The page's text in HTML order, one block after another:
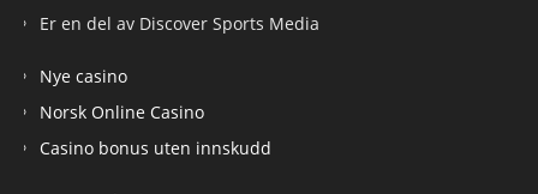
Er en del av Discover Sports Media
Nye casino
Norsk Online Casino
Casino bonus uten innskudd